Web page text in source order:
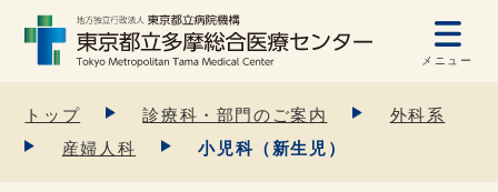
メニュー
トップ 診療科・部門のご案内
外科系
産婦人科
小児科（新生児）